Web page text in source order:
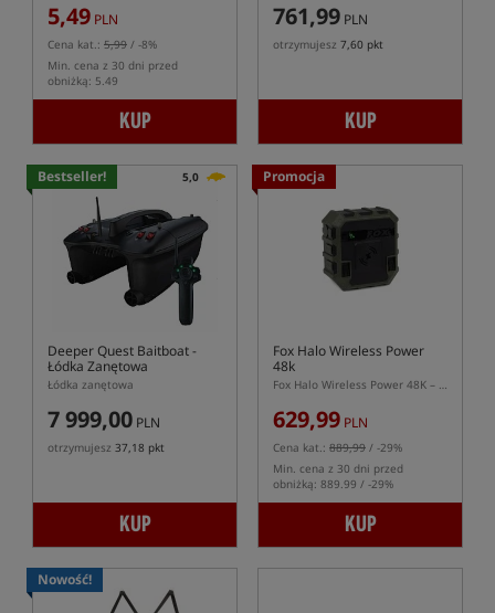
5,49 PLN
Cena kat.: 5,99 / -8%
Min. cena z 30 dni przed
obniżką: 5.49
KUP
761,99 PLN
otrzymujesz 7,60 pkt
KUP
Bestseller! 5,0
Deeper Quest Baitboat-
Łódka Zanętowa
Łódka zanętowa
7 999,00 PLN
otrzymujesz 37,18 pkt
KUP
Promocja
Fox Halo Wireless Power
48k
Fox Halo Wireless Power 48K – powerbank outdoorowy 48000 mAh z ładowaniem bezprzewodowym
629,99 PLN
Cena kat.: 889,99 / -29%
Min. cena z 30 dni przed
obniżką: 889.99 / -29%
KUP
Nowość!